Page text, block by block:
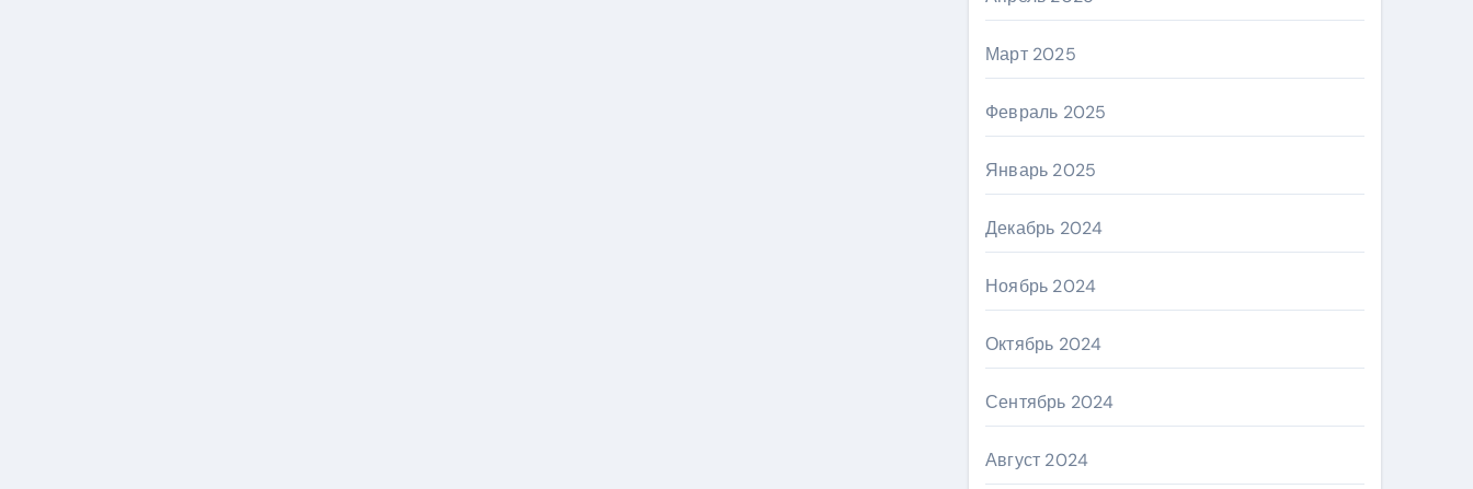
Март 2025
Февраль 2025
Январь 2025
Декабрь 2024
Ноябрь 2024
Октябрь 2024
Сентябрь 2024
Август 2024